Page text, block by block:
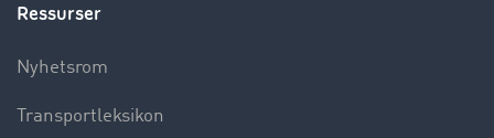
Ressurser
Nyhetsrom
Transportleksikon